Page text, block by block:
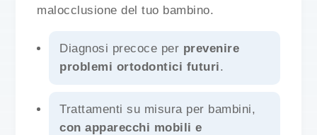
malocclusione del tuo bambino.
Diagnosi precoce per prevenire
problemi ortodontici futuri.
Trattamenti su misura per bambini,
con apparecchi mobili e